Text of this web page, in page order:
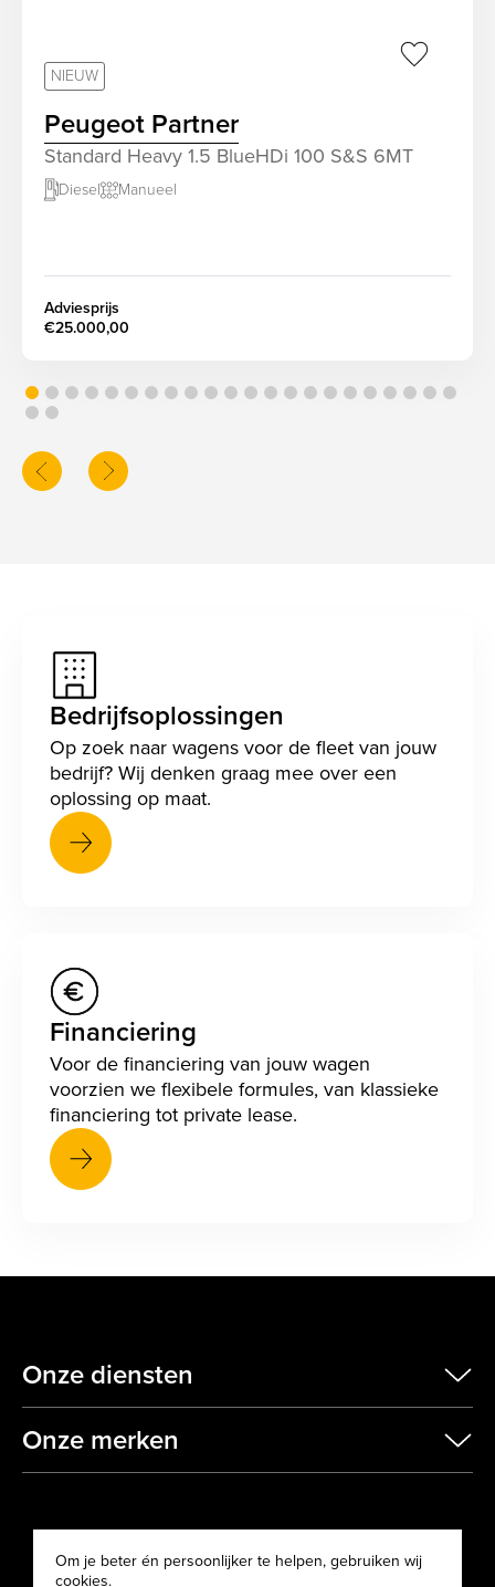
Om je beter én persoonlijker te helpen, gebruiken wij
cookies.
NIEUW
Peugeot Partner
Standard Heavy 1.5 BlueHDi 100 S&S 6MT
Diesel Manueel
Adviesprijs
€25.000,00
screenreader.slider next
Bedrijfsoplossingen
Op zoek naar wagens voor de fleet van jouw
bedrijf? Wij denken graag mee over een
oplossing op maat.
Financiering
Voor de financiering van jouw wagen
voorzien we flexibele formules, van klassieke
financiering tot private lease.
Onze diensten
Onze merken